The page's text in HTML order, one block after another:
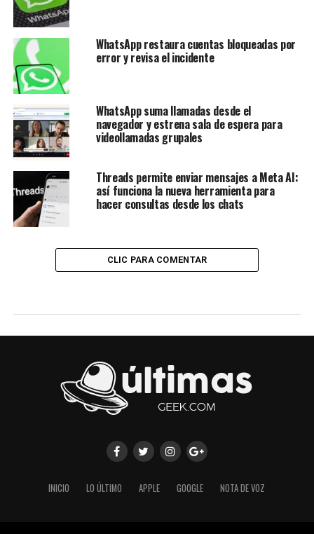
WhatsApp restaura cuentas bloqueadas por
error y revisa el incidente
WhatsApp suma llamadas desde el
navegador y estrena sala de espera para
videollamadas grupales
Threads permite enviar mensajes a Meta AI:
así funciona la nueva herramienta para
hacer consultas desde los chats
CLIC PARA COMENTAR
INICIO LO ÚLTIMO APPLE GOOGLE NOTA DE VOZ